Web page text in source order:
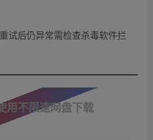
试后仍异常需检查杀毒软件拦
用不限速网盘下载